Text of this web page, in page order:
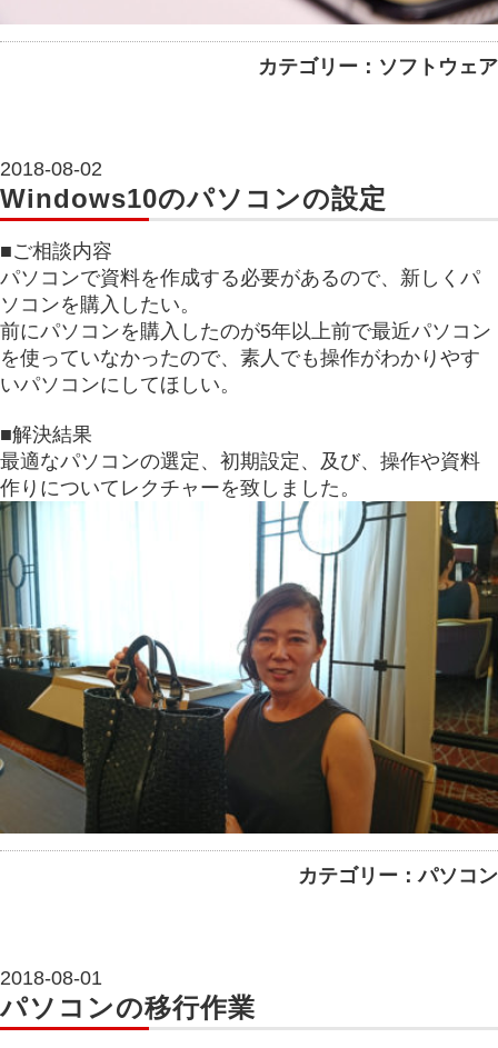
カテゴリー：ソフトウェア
2018-08-02
Windows10のパソコンの設定
■ご相談内容
パソコンで資料を作成する必要があるので、新しくパ
ソコンを購入したい。
前にパソコンを購入したのが5年以上前で最近パソコン
を使っていなかったので、素人でも操作がわかりやす
いパソコンにしてほしい。
■解決結果
最適なパソコンの選定、初期設定、及び、操作や資料
作りについてレクチャーを致しました。
カテゴリー：パソコン
2018-08-01
パソコンの移行作業